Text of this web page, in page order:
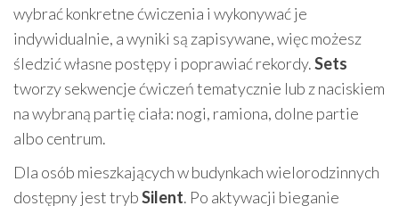
wybrać konkretne ćwiczenia i wykonywać je
indywidualnie, a wyniki są zapisywane, więc możesz
śledzić własne postępy i poprawiać rekordy.Sets
tworzy sekwencje ćwiczeń tematycznie lub z naciskiem
na wybraną partię ciała: nogi, ramiona, dolne partie
albo centrum.
Dla osób mieszkających w budynkach wielorodzinnych
dostępny jest trybSilent. Po aktywacji bieganie